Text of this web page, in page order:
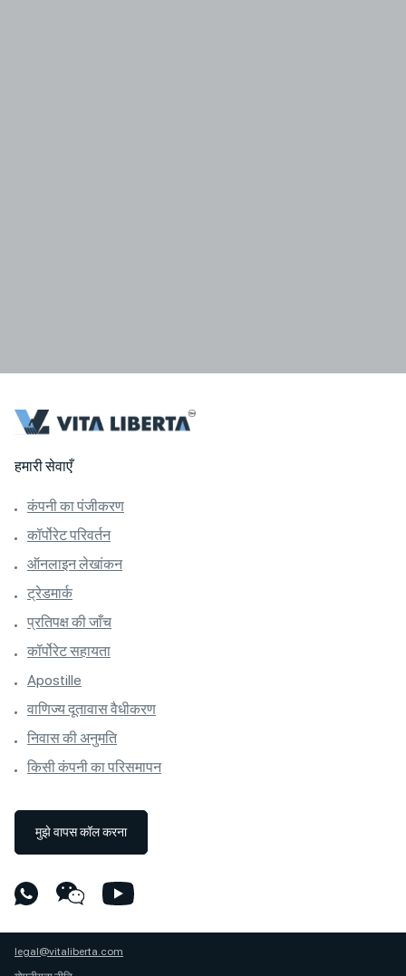
हमारी सेवाएँ
कंपनी का पंजीकरण
कॉर्पोरेट परिवर्तन
ऑनलाइन लेखांकन
ट्रेडमार्क
प्रतिपक्ष की जाँच
कॉर्पोरेट सहायता
Apostille
वाणिज्य दूतावास वैधीकरण
निवास की अनुमति
किसी कंपनी का परिसमापन
मुझे वापस कॉल करना
legal@vitaliberta.com